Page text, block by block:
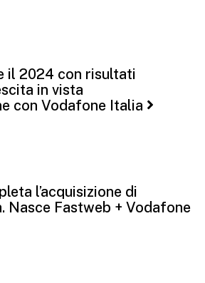
il 2024 con risultati
in vista
con Vodafone Italia
l’acquisizione di
Nasce Fastweb + Vodafone